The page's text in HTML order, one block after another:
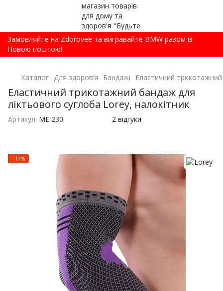
Замовляйте на Zdorovee та вигравайте BMW разом із
Новою поштою!
Каталог Для здоров’я Бандажі Еластичний
Еластичний трикотажний бандаж для
ліктьового суглоба Lorey, налокітник
Артикул: ME 230 2 відгуки
−17%